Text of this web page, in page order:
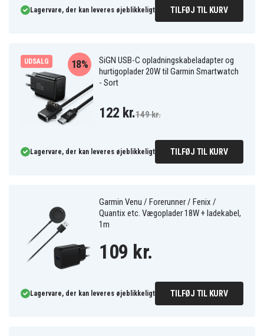
Lagervare, der kan leveres øjeblikkeligt TILFØJ TIL KURV
UDSALG
SiGN USB-C opladningskabeladapter og
hurtigoplader 20W til Garmin Smartwatch
- Sort
18%
122 kr.149 kr.
Lagervare, der kan leveres øjeblikkeligt TILFØJ TIL KURV
Garmin Venu / Forerunner / Fenix /
Quantix etc. Vægoplader 18W + ladekabel,
1m
109 kr.
Lagervare, der kan leveres øjeblikkeligt TILFØJ TIL KURV